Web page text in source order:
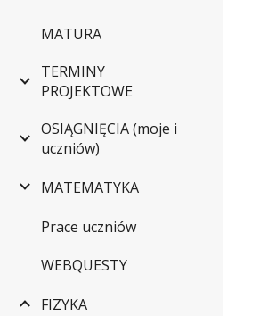
MATURA
TERMINY
PROJEKTOWE
OSIĄGNIĘCIA (moje i
uczniów)
MATEMATYKA
Prace uczniów
WEBQUESTY
FIZYKA